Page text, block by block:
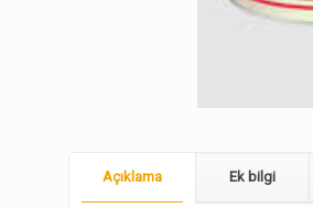
Açıklama Ek bilgi